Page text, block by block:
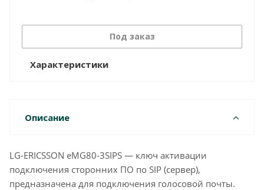
Под заказ
Характеристики
Описание
LG-ERICSSON eMG80-3SIPS — ключ активации
подключения сторонних ПО по SIP (сервер),
предназначена для подключения голосовой почты.